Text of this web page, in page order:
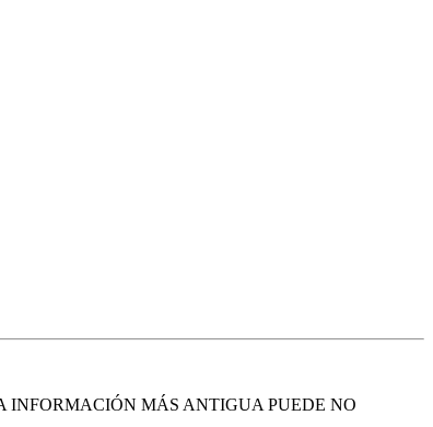
INFORMACIÓN MÁS ANTIGUA PUEDE NO